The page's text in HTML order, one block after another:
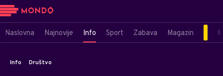
Naslovna Najnovije Info Sport Zabava Magazin
Info Društvo